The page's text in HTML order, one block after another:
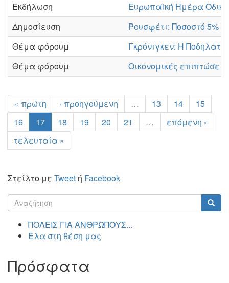
Εκδήλωση
Ευρωπαϊκή Ημέρα
Δημοσίευση
Ρουσφέτι: Ποσοστό 5%
Θέμα φόρουμ
Γκρόνιγκεν: Η
Θέμα φόρουμ
Οικονομικές
« πρώτη ‹ προηγούμενη … 13 14
15
16
17 18 19 20 21 …
επόμενη ›
τελευταία »
Στείλτο με Tweet ή Facebook
Φόρμα
αναζήτησης
ΠΟΛΕΙΣ ΓΙΑ ΑΝΘΡΩΠΟΥΣ...
Έλα στη θέση μας
Πρόσφατα